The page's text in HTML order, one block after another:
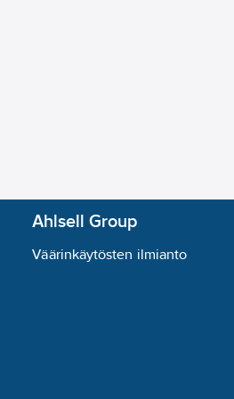
Ahlsell Group
Väärinkäytösten ilmianto